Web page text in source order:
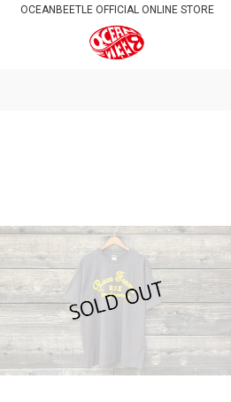
OCEANBEETLE OFFICIAL ONLINE STORE